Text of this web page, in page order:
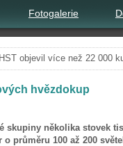
Fotogalerie
HST objevil více než 22 000
hvězdokup
skupiny několika stovek
průměru 100 až 200